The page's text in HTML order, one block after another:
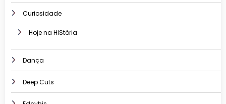
Curiosidade
Hoje na HIStória
Dança
Deep Cuts